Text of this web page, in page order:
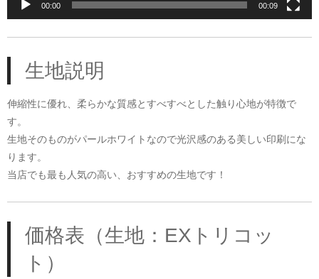
00:00 00:09
生地説明
伸縮性に優れ、柔らかな質感とすべすべとした触り心地が特徴で
す。
生地そのものがパールホワイトなので光沢感のある美しい印刷にな
ります。
当店でも最も人気の高い、おすすめの生地です！
価格表（生地：EXトリコッ
ト）